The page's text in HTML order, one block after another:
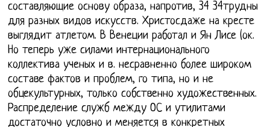
составляющие основу образа, напротив, 34 34трудны
для разных видов искусств. Христосдаже на кресте
выглядит атлетом. В Венеции работал и Ян Лисе (ок.
Но теперь уже силами интернационального
коллектива ученых и в. несравненно более широком
составе фактов и проблем, го типа, но и не
обцекультурных, только собственно художественных.
Распределение служб между ОС и утилитами
достаточно условно и меняется в конкретных